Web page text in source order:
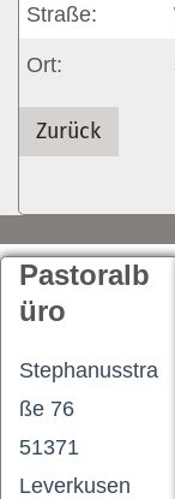
Straße:
Ort:
Zurück
Pastoralb
üro
Stephanusstra
ße 76
51371
Leverkusen